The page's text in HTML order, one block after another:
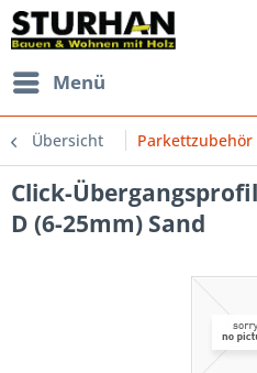
Menü
Übersicht Parkettzubehör
Click-
D (6-25mm) Sand